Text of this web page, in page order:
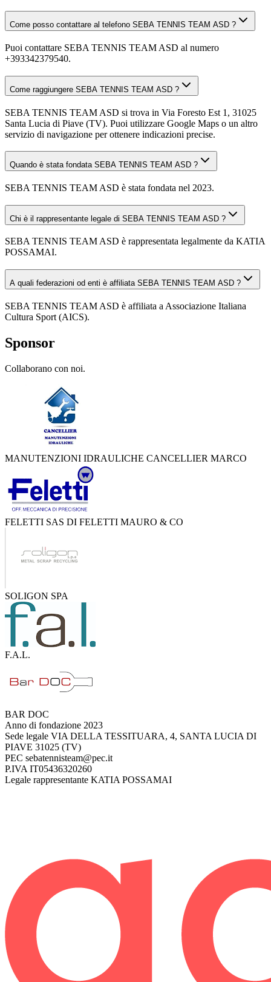
Come posso contattare al telefono SEBA TENNIS TEAM ASD ?
Puoi contattare SEBA TENNIS TEAM ASD al numero
+393342379540.
Come raggiungere SEBA TENNIS TEAM ASD ?
SEBA TENNIS TEAM ASD si trova in Via Foresto Est 1, 31025
Santa Lucia di Piave (TV). Puoi utilizzare Google Maps o un altro
servizio di navigazione per ottenere indicazioni precise.
Quando è stata fondata SEBA TENNIS TEAM ASD ?
SEBA TENNIS TEAM ASD è stata fondata nel 2023.
Chi è il rappresentante legale di SEBA TENNIS TEAM ASD ?
SEBA TENNIS TEAM ASD è rappresentata legalmente da KATIA
POSSAMAI.
A quali federazioni od enti è affiliata SEBA TENNIS TEAM ASD ?
SEBA TENNIS TEAM ASD è affiliata a Associazione Italiana
Cultura Sport (AICS).
Sponsor
Collaborano con noi.
MANUTENZIONI IDRAULICHE CANCELLIER MARCO
FELETTI SAS DI FELETTI MAURO & CO
SOLIGON SPA
F.A.L.
BAR DOC
Anno di fondazione 2023
Sede legale VIA DELLA TESSITUARA, 4, SANTA LUCIA DI
PIAVE 31025 (TV)
PEC sebatennisteam@pec.it
P.IVA IT05436320260
Legale rappresentante KATIA POSSAMAI